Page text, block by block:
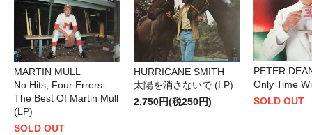
MARTIN MULL
No Hits, Four Errors-
The Best Of Martin Mull
(LP)
SOLD OUT
HURRICANE SMITH
太陽を消さないで (LP)
2,750円(税250円)
PETER
Only Time
SOLD OUT